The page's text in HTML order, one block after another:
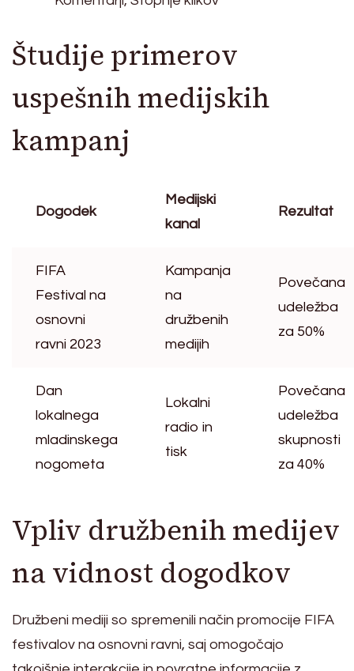
Študije primerov
uspešnih medijskih
kampanj
Dogodek
Medijski
kanal
Rezultat
FIFA
Festival na
osnovni
ravni 2023
Kampanja
na
družbenih
medijih
Povečana
udeležba
za 50%
Dan
lokalnega
mladinskega
nogometa
Lokalni
radio in
tisk
Povečana
udeležba
skupnosti
za 40%
Vpliv družbenih medijev
na vidnost dogodkov
Družbeni mediji so spremenili način promocije FIFA
festivalov na osnovni ravni, saj omogočajo